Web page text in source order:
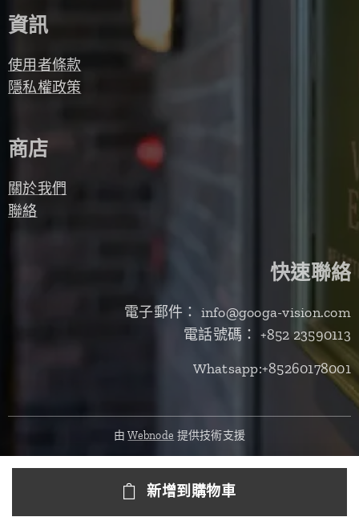
新增到購物車
資訊
使用者條款
隱私權政策
商店
關於我們
聯絡
快速聯絡
電子郵件： info@googa-vision.com
電話號碼： +852 23590113
Whatsapp:+85260178001
由Webnode 提供技術支援